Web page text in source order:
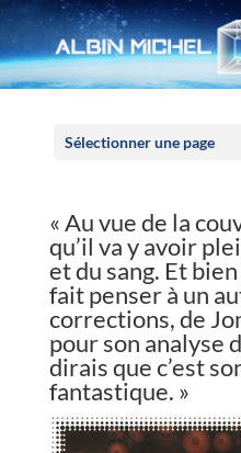
Sélectionner une page
« Au vue de la
qu’il va y avoir
et du sang. Et
fait penser à un
corrections, de
pour son analyse
dirais que c’est
fantastique. »
Panneau de gestion des cookies